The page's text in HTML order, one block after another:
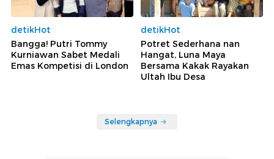
detikHot
Bangga! Putri Tommy
Kurniawan Sabet Medali
Emas Kompetisi di London
detikHot
Potret Sederhana nan
Hangat, Luna Maya
Bersama Kakak Rayakan
Ultah Ibu Desa
Selengkapnya